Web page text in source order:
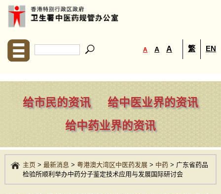
A A A 繁 EN
给市民的资讯
给中医业界的资讯
给中药业界的资讯
主页> 最新消息 > 粤港澳大湾区中医药发展> 中药> 广东省药品
检验所顺利举办中药分子鉴定技术应用与发展国际研讨会